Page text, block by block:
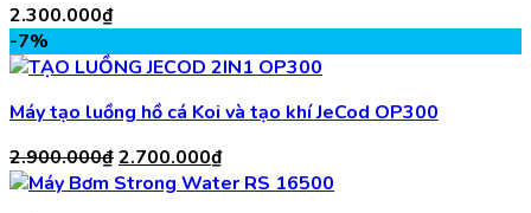
2.300.000₫
-7%
Máy tạo luồng hồ cá Koi và tạo khí JeCod OP300
2.900.000₫Giá
gốc
2.700.000₫Giá
hiện